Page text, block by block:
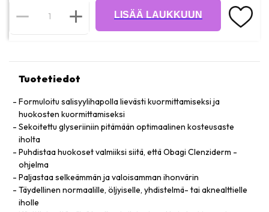
LISÄÄ LAUKKUUN
Tuotetiedot
Formuloitu salisyylihapolla lievästi kuormittamiseksi ja
huokosten kuormittamiseksi
Sekoitettu glyseriiniin pitämään optimaalinen kosteusaste
iholta
Puhdistaa huokoset valmiiksi siitä, että Obagi Clenziderm -
ohjelma
Paljastaa selkeämmän ja valoisamman ihonvärin
Täydellinen normaalille, öljyiselle, yhdistelmä- tai aknealttielle
iholle